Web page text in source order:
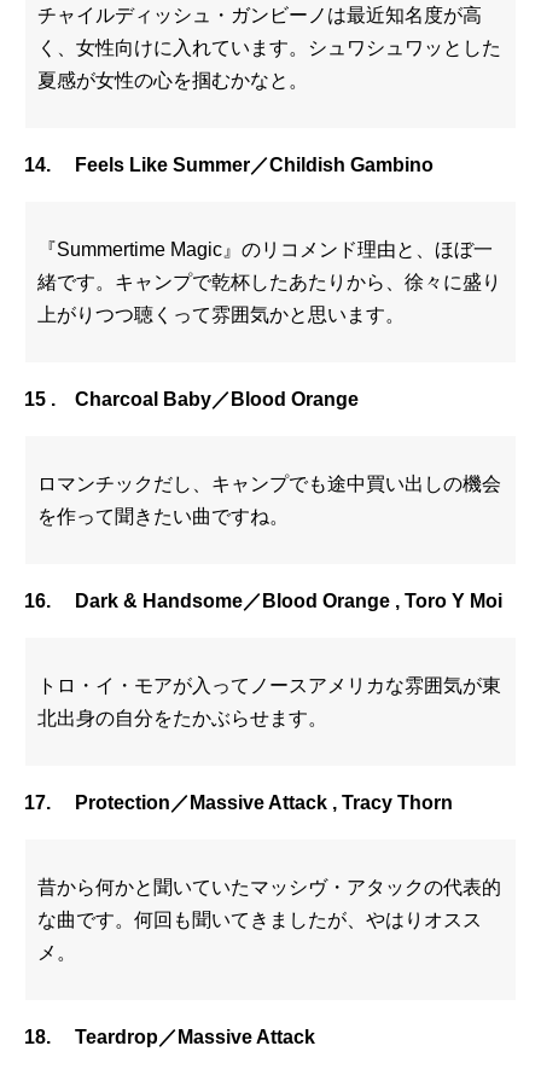
チャイルディッシュ・ガンビーノは最近知名度が高
く、女性向けに入れています。シュワシュワッとした
夏感が女性の心を掴むかなと。
14. Feels Like Summer／Childish Gambino
『Summertime Magic』のリコメンド理由と、ほぼ一
緒です。キャンプで乾杯したあたりから、徐々に盛り
上がりつつ聴くって雰囲気かと思います。
15 . Charcoal Baby／Blood Orange
ロマンチックだし、キャンプでも途中買い出しの機会
を作って聞きたい曲ですね。
16. Dark & Handsome／Blood Orange , Toro Y Moi
トロ・イ・モアが入ってノースアメリカな雰囲気が東
北出身の自分をたかぶらせます。
17. Protection／Massive Attack , Tracy Thorn
昔から何かと聞いていたマッシヴ・アタックの代表的
な曲です。何回も聞いてきましたが、やはりオスス
メ。
18. Teardrop／Massive Attack